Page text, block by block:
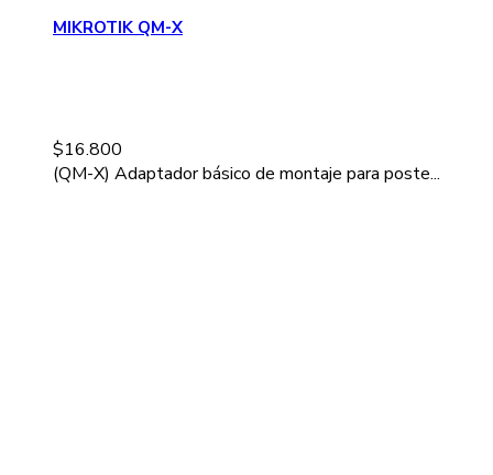
MIKROTIK QM-X
$16.800
(QM-X) Adaptador básico de montaje para poste...